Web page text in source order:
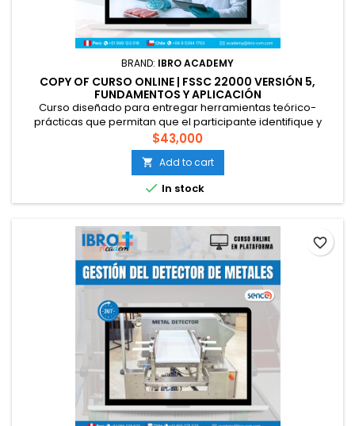
BRAND: IBRO ACADEMY
COPY OF CURSO ONLINE | FSSC 22000 VERSIÓN 5,
FUNDAMENTOS Y APLICACIÓN
Curso diseñado para entregar herramientas teórico-
prácticas que permitan que el participante identifique y
aplique los requisitos de la norma FSSC 22000 versión 4 en la
producción de alimentos. Esto bajo un sistema de calidad e
inocuidad con orientación preventiva basado en los peligros
y riesgos de la calidad e inocuidad alimentaria y fraude
alimentario,...
$43,000
 Add to cart
 In stock
favorite_border